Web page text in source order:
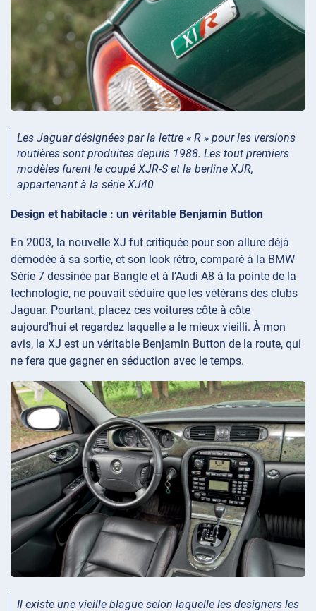
Les Jaguar désignées par la lettre « R » pour les versions
routières sont produites depuis 1988. Les tout premiers
modèles furent le coupé XJR-S et la berline XJR,
appartenant à la série XJ40
Design et habitacle : un véritable Benjamin Button
En 2003, la nouvelle XJ fut critiquée pour son allure déjà
démodée à sa sortie, et son look rétro, comparé à la BMW
Série 7 dessinée par Bangle et à l’Audi A8 à la pointe de la
technologie, ne pouvait séduire que les vétérans des clubs
Jaguar. Pourtant, placez ces voitures côte à côte
aujourd’hui et regardez laquelle a le mieux vieilli. À mon
avis, la XJ est un véritable Benjamin Button de la route, qui
ne fera que gagner en séduction avec le temps.
Il existe une vieille blague selon laquelle les designers les